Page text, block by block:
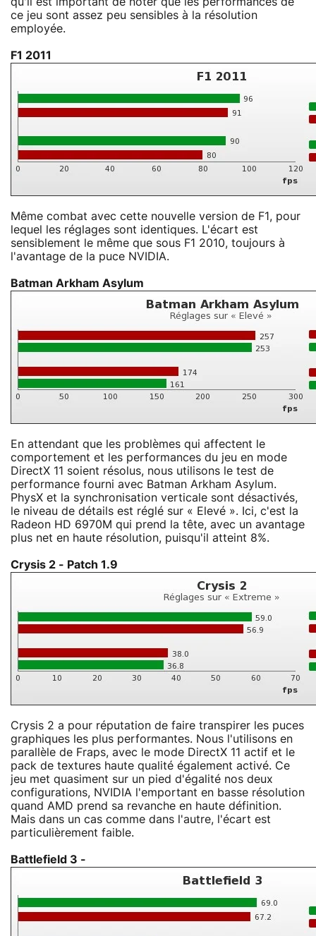
ce jeu sont assez peu sensibles à la résolution
employée.
F1 2011
Même combat avec cette nouvelle version de F1, pour
lequel les réglages sont identiques. L'écart est
sensiblement le même que sous F1 2010, toujours à
l'avantage de la puce NVIDIA.
Batman Arkham Asylum
En attendant que les problèmes qui affectent le
comportement et les performances du jeu en mode
DirectX 11 soient résolus, nous utilisons le test de
performance fourni avec Batman Arkham Asylum.
PhysX et la synchronisation verticale sont désactivés,
le niveau de détails est réglé sur « Elevé ». Ici, c'est la
Radeon HD 6970M qui prend la tête, avec un avantage
plus net en haute résolution, puisqu'il atteint 8%.
Crysis 2 - Patch 1.9
Crysis 2 a pour réputation de faire transpirer les puces
graphiques les plus performantes. Nous l'utilisons en
parallèle de Fraps, avec le mode DirectX 11 actif et le
pack de textures haute qualité également activé. Ce
jeu met quasiment sur un pied d'égalité nos deux
configurations, NVIDIA l'emportant en basse résolution
quand AMD prend sa revanche en haute définition.
Mais dans un cas comme dans l'autre, l'écart est
particulièrement faible.
Battlefield 3 -